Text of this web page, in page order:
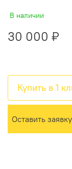
В наличии
30 000 ₽
Купить в 1
Оставить